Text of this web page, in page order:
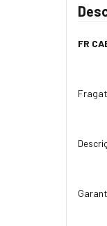
FR